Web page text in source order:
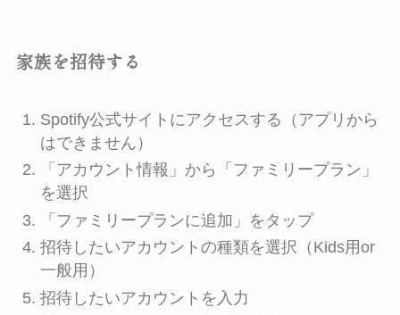
家族を招待する
Spotify公式サイト にアクセスする（アプリから
はできません）
「アカウント情報」から「ファミリープラン」
を選択
「ファミリープランに追加」をタップ
招待したいアカウントの種類を選択（Kids用or
一般用）
招待したいアカウントを入力